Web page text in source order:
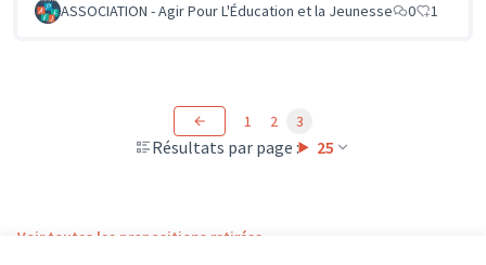
ASSOCIATION - Agir Pour L'Éducation et la Jeunesse
0 1
Résultats par page : 25
1 2 3
Voir toutes les propositions retirées